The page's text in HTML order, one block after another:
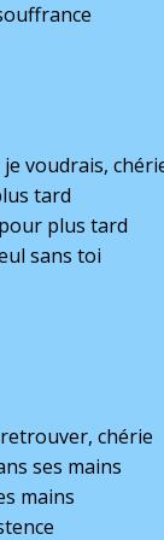
voudrais,
tard
plus tard
sans toi
chérie
ses mains
mains